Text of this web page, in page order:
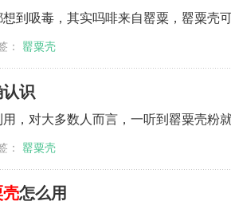
到吸毒，其实吗啡来自罂粟，罂粟壳
： 罂粟壳
识
，对大多数人而言，一听到罂粟壳粉
： 罂粟壳
壳怎么用